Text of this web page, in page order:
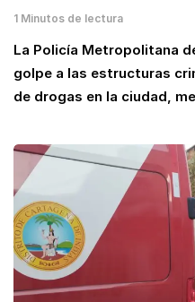
1 Minutos de lectura
La Policía Metropolitana
golpe a las estructuras
de drogas en la ciudad,